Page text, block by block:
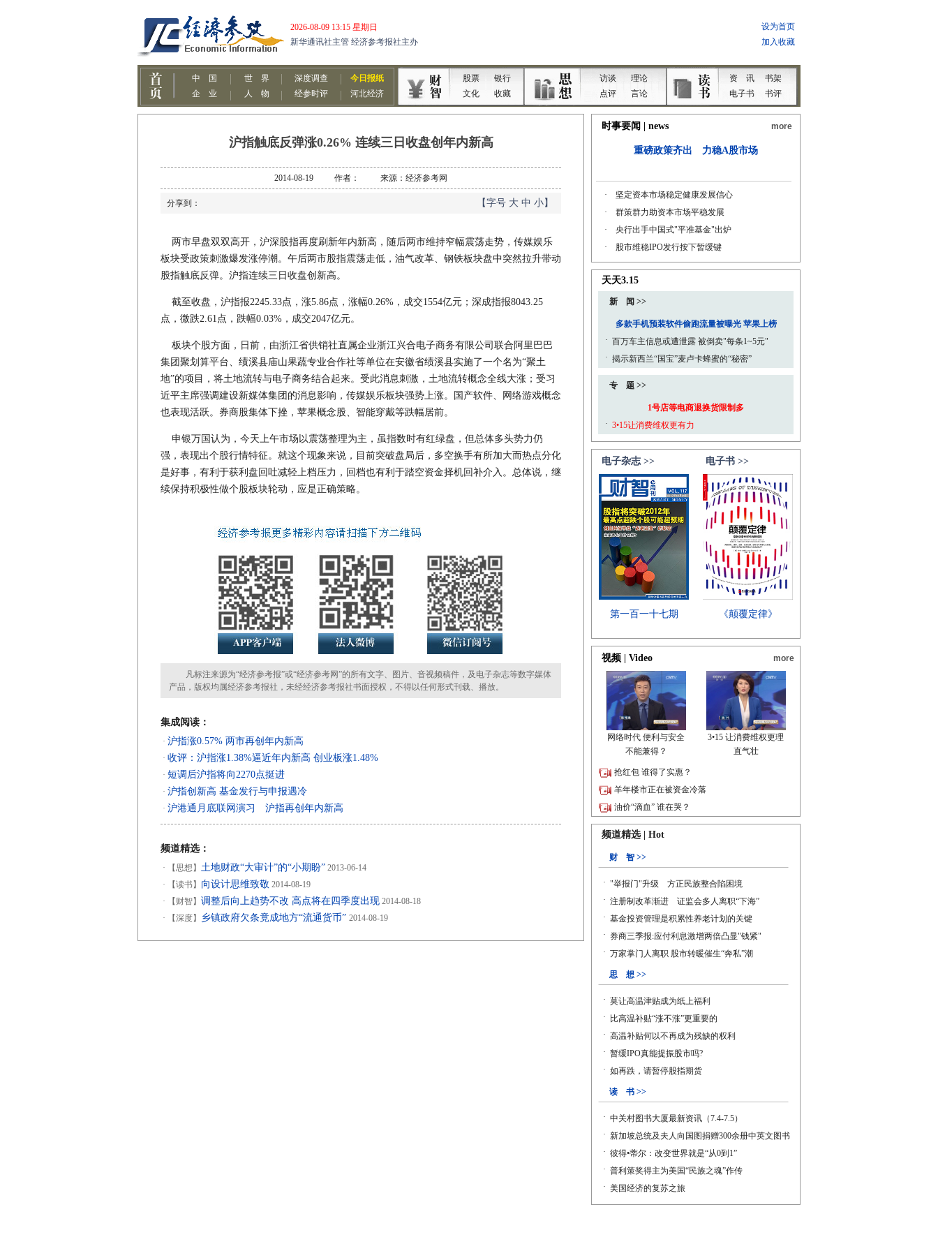
沪指触底反弹涨0.26% 连续三日收盘创年内新高
2014-08-19 作者： 来源：经济参考网
分享到： 【字号 大 中 小】
两市早盘双双高开，沪深股指再度刷新年内新高，随后两市维持窄幅震荡走势，传媒娱乐
板块受政策刺激爆发涨停潮。午后两市股指震荡走低，油气改革、钢铁板块盘中突然拉升带动
股指触底反弹。沪指连续三日收盘创新高。
截至收盘，沪指报2245.33点，涨5.86点，涨幅0.26%，成交1554亿元；深成指报8043.25
点，微跌2.61点，跌幅0.03%，成交2047亿元。
板块个股方面，日前，由浙江省供销社直属企业浙江兴合电子商务有限公司联合阿里巴巴
集团聚划算平台、绩溪县庙山果蔬专业合作社等单位在安徽省绩溪县实施了一个名为“聚土
地”的项目，将土地流转与电子商务结合起来。受此消息刺激，土地流转概念全线大涨；受习
近平主席强调建设新媒体集团的消息影响，传媒娱乐板块强势上涨。国产软件、网络游戏概念
也表现活跃。券商股集体下挫，苹果概念股、智能穿戴等跌幅居前。
申银万国认为，今天上午市场以震荡整理为主，虽指数时有红绿盘，但总体多头势力仍
强，表现出个股行情特征。就这个现象来说，目前突破盘局后，多空换手有所加大而热点分化
是好事，有利于获利盘回吐减轻上档压力，回档也有利于踏空资金择机回补介入。总体说，继
续保持积极性做个股板块轮动，应是正确策略。
凡标注来源为“经济参考报”或“经济参考网”的所有文字、图片、音视频稿件，及电子杂志等数字媒体
产品，版权均属经济参考报社，未经经济参考报社书面授权，不得以任何形式刊载、播放。
集成阅读：
· 沪指涨0.57% 两市再创年内新高
· 收评：沪指涨1.38%逼近年内新高 创业板涨1.48%
· 短调后沪指将向2270点挺进
· 沪指创新高 基金发行与申报遇冷
· 沪港通月底联网演习 沪指再创年内新高
频道精选：
· 【思想】 土地财政“大审计”的“小期盼” 2013-06-14
·
【读书】 向设计思维致敬 2014-08-19
·
【财智】 调整后向上趋势不改 高点将在四季度出现 2014-08-18
·
【深度】 乡镇政府欠条竟成地方“流通货币” 2014-08-19